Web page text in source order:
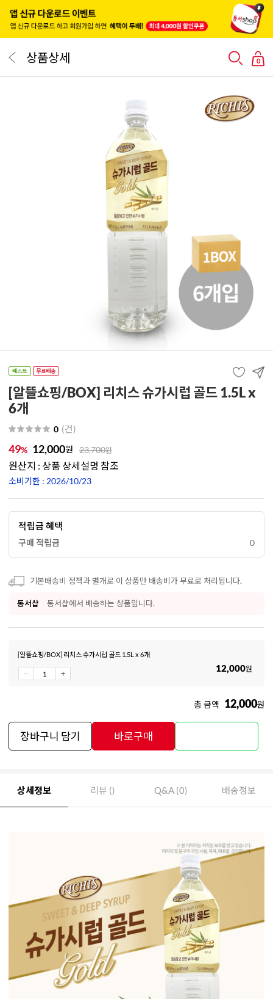
상품상세 0
[알뜰쇼핑/BOX] 리치스 슈가시럽 골드 1.5L x
6개
0 (건)
49% 12,000원 23,700원
원산지 : 상품 상세설명 참조
소비기한 : 2026/10/23
적립금 혜택
구매 적립금 0
기본배송비 정책과 별개로 이 상품만 배송비가 무료로 처리됩니다.
동서샵 동서샵에서 배송하는 상품입니다.
[알뜰쇼핑/BOX] 리치스 슈가시럽 골드 1.5L x 6개
12,000원
총 금액 12,000원
장바구니 담기 바로구매
상세정보 리뷰 () Q&A (0) 배송정보